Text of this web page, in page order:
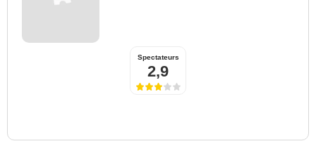
Spectateurs
2,9